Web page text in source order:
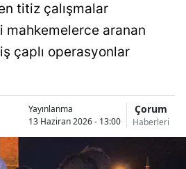
Burdur
Çanakkale
Çorum
titiz çalışmalar
mahkemelerce aranan
çaplı operasyonlar
Yayınlanma
13 Haziran 2026 - 13:00
Çorum
Haberleri